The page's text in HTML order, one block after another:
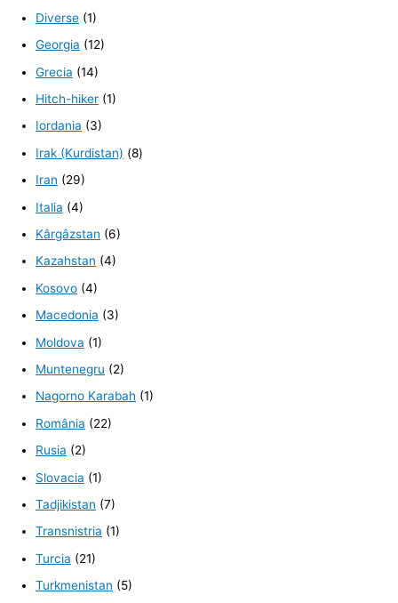
Diverse (1)
Georgia (12)
Grecia (14)
Hitch-hiker (1)
Iordania (3)
Irak (Kurdistan) (8)
Iran (29)
Italia (4)
Kârgâzstan (6)
Kazahstan (4)
Kosovo (4)
Macedonia (3)
Moldova (1)
Muntenegru (2)
Nagorno Karabah (1)
România (22)
Rusia (2)
Slovacia (1)
Tadjikistan (7)
Transnistria (1)
Turcia (21)
Turkmenistan (5)